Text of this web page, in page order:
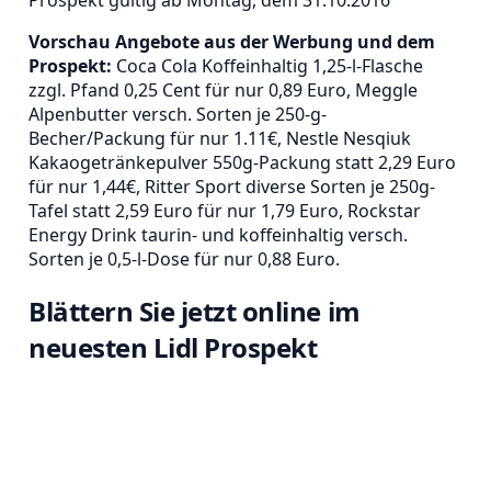
Vorschau Angebote aus der Werbung und dem
Prospekt: Coca Cola Koffeinhaltig 1,25-l-Flasche
zzgl. Pfand 0,25 Cent für nur 0,89 Euro, Meggle
Alpenbutter versch. Sorten je 250-g-
Becher/Packung für nur 1.11€, Nestle Nesqiuk
Kakaogetränkepulver 550g-Packung statt 2,29 Euro
für nur 1,44€, Ritter Sport diverse Sorten je 250g-
Tafel statt 2,59 Euro für nur 1,79 Euro, Rockstar
Energy Drink taurin- und koffeinhaltig versch.
Sorten je 0,5-l-Dose für nur 0,88 Euro.
Blättern Sie jetzt online im
neuesten Lidl Prospekt